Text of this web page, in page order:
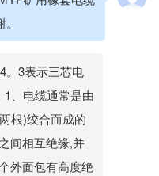
。3表示三芯电
、电缆通常是由
根)绞合而成的
间相互绝缘,并
外面包有高度绝